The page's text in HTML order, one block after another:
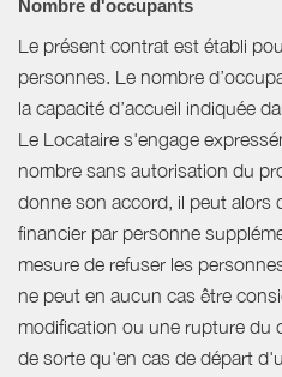
Nombre d'occupants
Le présent contrat est établi
personnes. Le nombre
la capacité d’accueil indiquée
Le Locataire s'engage
nombre sans autorisation du
donne son accord, il peut alors
financier par personne
mesure de refuser les
ne peut en aucun cas être
modification ou une rupture du
de sorte qu'en cas de départ